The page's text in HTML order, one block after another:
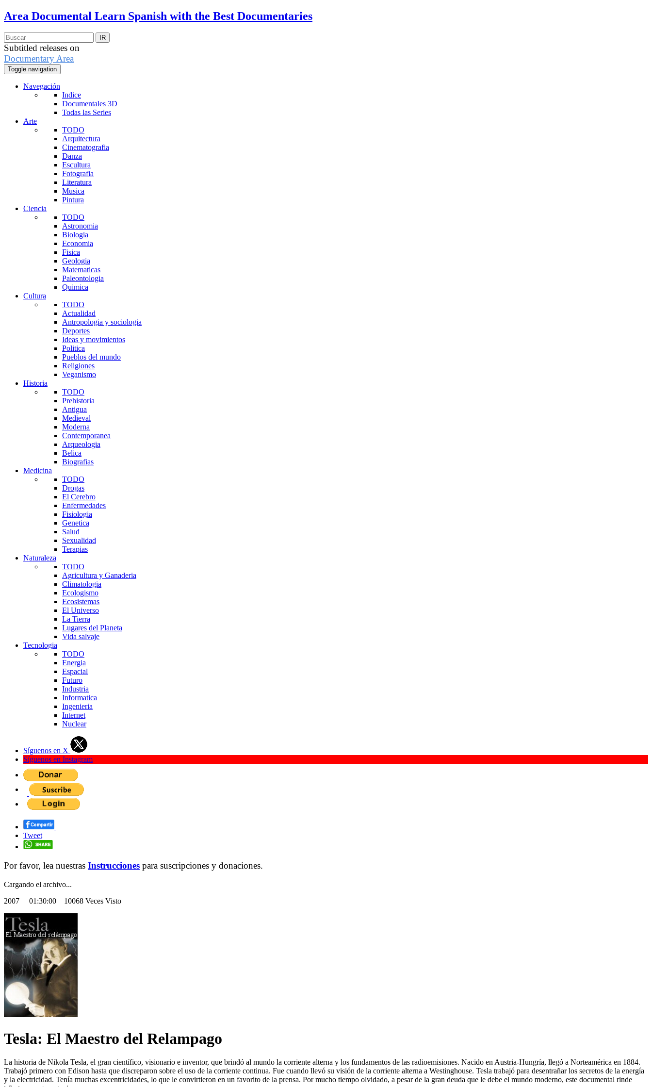
Area Documental Learn Spanish with the Best Documentaries
Subtitled releases on
Documentary Area
Toggle navigation
Navegación
Indice
Documentales 3D
Todas las Series
Arte
TODO
Arquitectura
Cinematografia
Danza
Escultura
Fotografia
Literatura
Musica
Pintura
Ciencia
TODO
Astronomia
Biologia
Economia
Fisica
Geologia
Matematicas
Paleontologia
Quimica
Cultura
TODO
Actualidad
Antropologia y sociologia
Deportes
Ideas y movimientos
Politica
Pueblos del mundo
Religiones
Veganismo
Historia
TODO
Prehistoria
Antigua
Medieval
Moderna
Contemporanea
Arqueologia
Belica
Biografias
Medicina
TODO
Drogas
El Cerebro
Enfermedades
Fisiologia
Genetica
Salud
Sexualidad
Terapias
Naturaleza
TODO
Agricultura y Ganaderia
Climatologia
Ecologismo
Ecosistemas
El Universo
La Tierra
Lugares del Planeta
Vida salvaje
Tecnologia
TODO
Energia
Espacial
Futuro
Industria
Informatica
Ingenieria
Internet
Nuclear
Síguenos en X
Síguenos en Instagram
Tweet
Por favor, lea nuestras Instrucciones para suscripciones y donaciones.
Cargando el archivo...
2007 01:30:00 10068 Veces Visto
Tesla: El Maestro del Relampago
La historia de Nikola Tesla, el gran científico, visionario e inventor, que brindó al mundo la corriente alterna y los fundamentos de las radioemisiones. Nacido en Austria-Hungría, llegó a Norteamérica en 1884.
Trabajó primero con Edison hasta que discreparon sobre el uso de la corriente continua. Fue cuando llevó su visión de la corriente alterna a Westinghouse. Tesla trabajó para desentrañar los secretos de la energía
y la electricidad. Tenía muchas excentricidades, lo que le convirtieron en un favorito de la prensa. Por mucho tiempo olvidado, a pesar de la gran deuda que le debe el mundo moderno, este documental rinde